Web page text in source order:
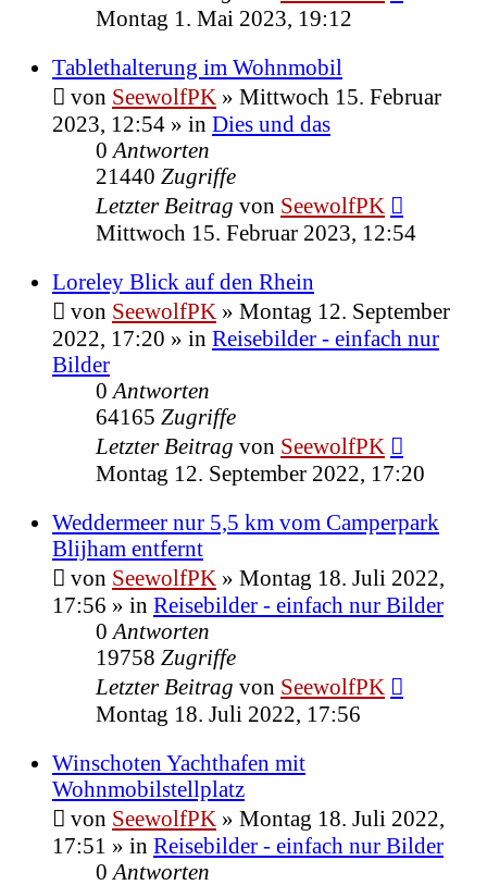
Montag 1. Mai 2023, 19:12
Tablethalterung im Wohnmobil
von SeewolfPK » Mittwoch 15. Februar
2023, 12:54 » in Dies und das
0 Antworten
21440 Zugriffe
Letzter Beitrag von SeewolfPK
Mittwoch 15. Februar 2023, 12:54
Loreley Blick auf den Rhein
von SeewolfPK » Montag 12. September
2022, 17:20 » in Reisebilder - einfach nur
Bilder
0 Antworten
64165 Zugriffe
Letzter Beitrag von SeewolfPK
Montag 12. September 2022, 17:20
Weddermeer nur 5,5 km vom Camperpark
Blijham entfernt
von SeewolfPK » Montag 18. Juli 2022,
17:56 » in Reisebilder - einfach nur Bilder
0 Antworten
19758 Zugriffe
Letzter Beitrag von SeewolfPK
Montag 18. Juli 2022, 17:56
Winschoten Yachthafen mit
Wohnmobilstellplatz
von SeewolfPK » Montag 18. Juli 2022,
17:51 » in Reisebilder - einfach nur Bilder
0 Antworten